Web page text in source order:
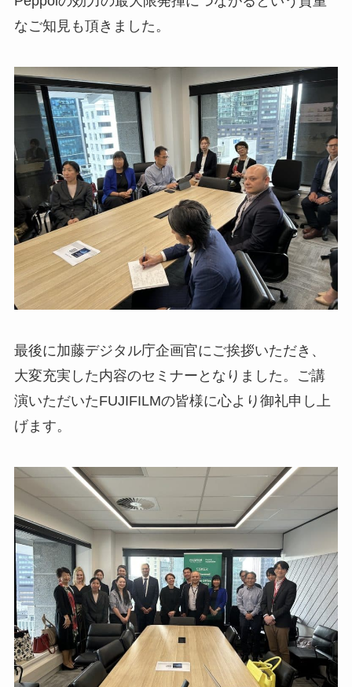
なご知見も頂きました。
最後に加藤デジタル庁企画官にご挨拶いただき、
大変充実した内容のセミナーとなりました。ご講
演いただいたFUJIFILMの皆様に心より御礼申し上
げます。